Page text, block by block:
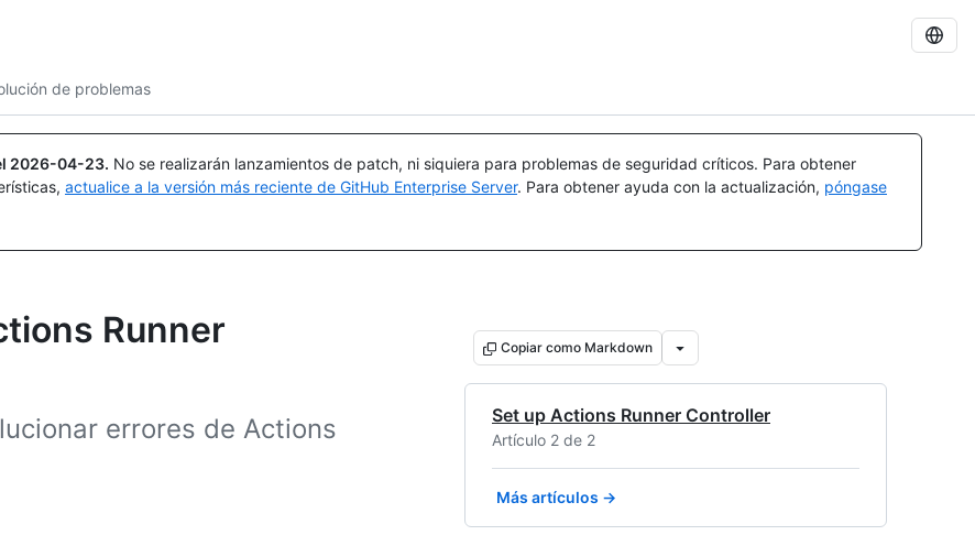
de problemas
2026-04-23. No se realizarán lanzamientos de patch, ni siquiera para problemas de seguridad críticos. Para obtener
actualice a la versión más reciente de GitHub Enterprise Server. Para obtener ayuda con la actualización, póngase
Runner
errores de Actions
Copiar como Markdown
Set up Actions Runner Controller
Artículo 2 de 2
Más artículos →